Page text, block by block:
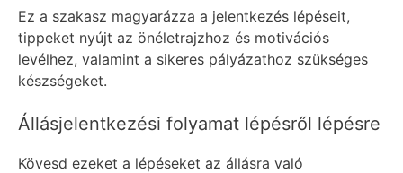
Ez a szakasz magyarázza a jelentkezés lépéseit,
tippeket nyújt az önéletrajzhoz és motivációs
levélhez, valamint a sikeres pályázathoz szükséges
készségeket.
Állásjelentkezési folyamat lépésről lépésre
Kövesd ezeket a lépéseket az állásra való